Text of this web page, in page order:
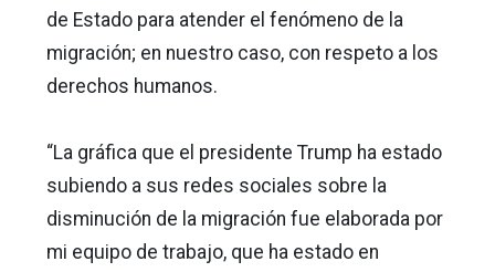
de Estado para atender el fenómeno de la
migración; en nuestro caso, con respeto a los
derechos humanos.
“La gráfica que el presidente Trump ha estado
subiendo a sus redes sociales sobre la
disminución de la migración fue elaborada por
mi equipo de trabajo, que ha estado en